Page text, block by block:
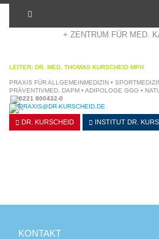
+ ZENTRUM FÜR MED.
LEITER: DR. MED. THOMAS KURSCHEID MPH
PRAXIS FÜR ALLGEMEINMEDIZIN •
PRÄVENTIVMED. DAPM • ADIPOLOGE GGG •
0221 800432-0
PRAXIS@DR-KURSCHEID.DE
DR. KURSCHEID INSTITUT DR.
KONTAKT